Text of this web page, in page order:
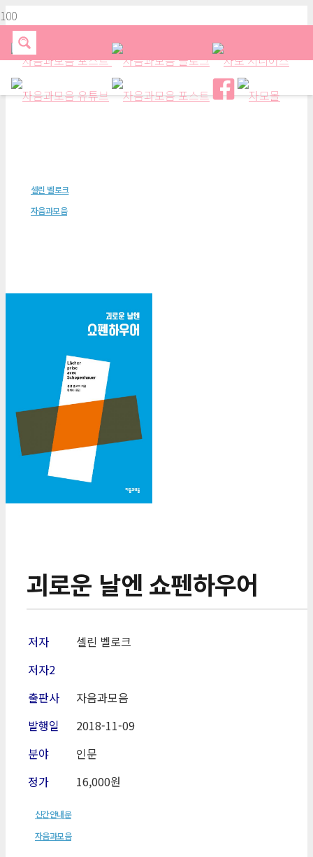
셀린 벨로크
자음과모음
괴로운 날엔 쇼펜하우어
저자
셀린 벨로크
저자2
출판사
자음과모음
발행일
2018-11-09
분야
인문
정가
16,000원
신간안내문
자음과모음